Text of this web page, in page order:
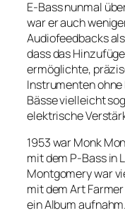
E-Bass nunmal
war er auch
Audiofeedbacks
dass das
ermöglichte,
Instrumenten
Bässe vielleicht
elektrische
1953 war Monk
mit dem P-Bass in
Montgomery war
mit dem Art
ein Album aufnahm.